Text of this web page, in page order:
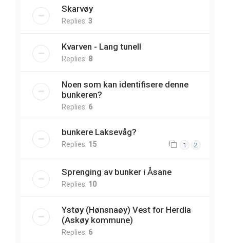
Skarvøy
Replies: 3
Kvarven - Lang tunell
Replies: 8
Noen som kan identifisere denne
bunkeren?
Replies: 6
bunkere Laksevåg?
Replies: 15 1 2
Sprenging av bunker i Åsane
Replies: 10
Ystøy (Hønsnaøy) Vest for Herdla
(Askøy kommune)
Replies: 6